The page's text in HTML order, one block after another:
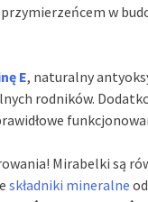
w
E, naturalny
rodników.
Mirabelki są
składniki mineralne